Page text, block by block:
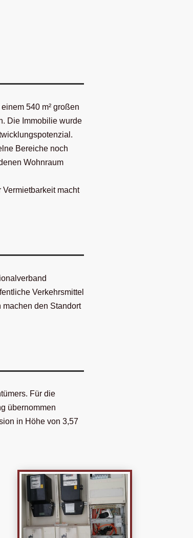
540 m² großen
Die Immobilie wurde
Bereiche noch
Wohnraum
macht
Verkehrsmittel
machen den Standort
Für die
übernommen
in Höhe von 3,57